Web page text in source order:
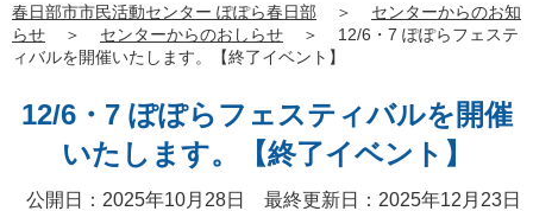
春日部市市民活動センター ぽぽら春日部 ＞
センターからのお知
らせ
＞ センターからのおしらせ ＞
12/6・7 ぽぽらフェステ
ィバルを開催いたします。【終了イベント】
12/6・7 ぽぽらフェスティバルを開催
いたします。【終了イベント】
公開日：2025年10月28日 最終更新日：2025年12月23日